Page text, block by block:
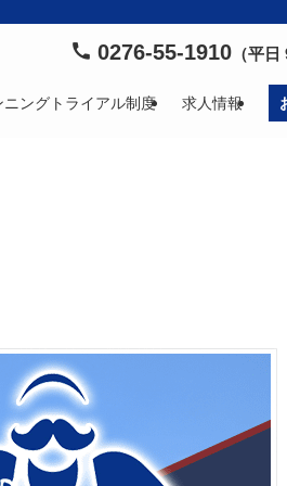
ニングトライアル制度 求人情報
0276-55-1910 （平